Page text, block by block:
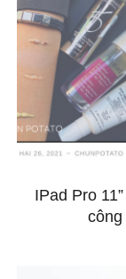
IPad Pro